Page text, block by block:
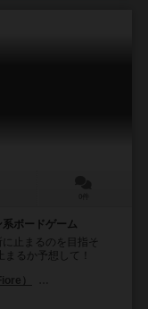
ボードゲーム
止まるのを目指そ
るか予想して！
）